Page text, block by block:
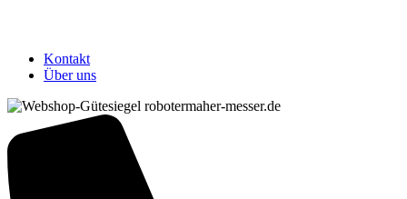
Kontakt
Über uns